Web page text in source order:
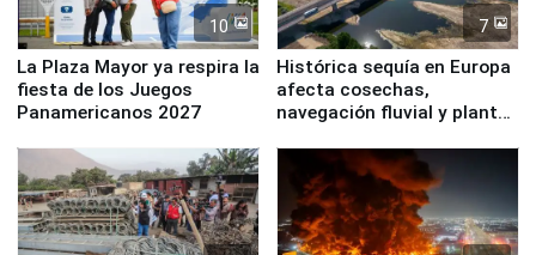
10
La Plaza Mayor ya respira la
fiesta de los Juegos
Panamericanos 2027
7
Histórica sequía en Europa
afecta cosechas,
navegación fluvial y plantas